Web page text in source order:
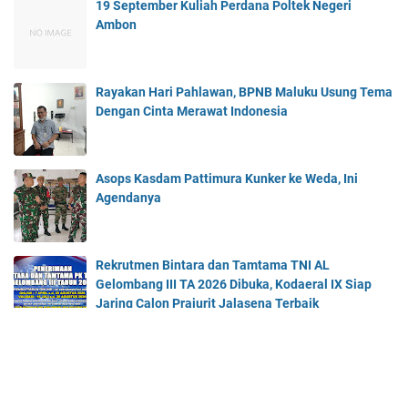
19 September Kuliah Perdana Poltek Negeri
Ambon
Rayakan Hari Pahlawan, BPNB Maluku Usung Tema
Dengan Cinta Merawat Indonesia
Asops Kasdam Pattimura Kunker ke Weda, Ini
Agendanya
Rekrutmen Bintara dan Tamtama TNI AL
Gelombang III TA 2026 Dibuka, Kodaeral IX Siap
Jaring Calon Prajurit Jalasena Terbaik